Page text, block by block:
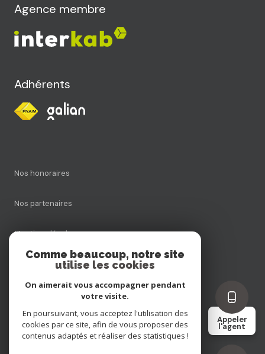
Appeler
l'agent
Agence membre
Adhérents
Nos honoraires
Nos partenaires
Mentions légales
Cookies
Comme beaucoup, notre site
utilise les cookies
On aimerait vous accompagner pendant
votre visite.
En poursuivant, vous acceptez l'utilisation des
cookies par ce site, afin de vous proposer des
contenus adaptés et réaliser des statistiques !